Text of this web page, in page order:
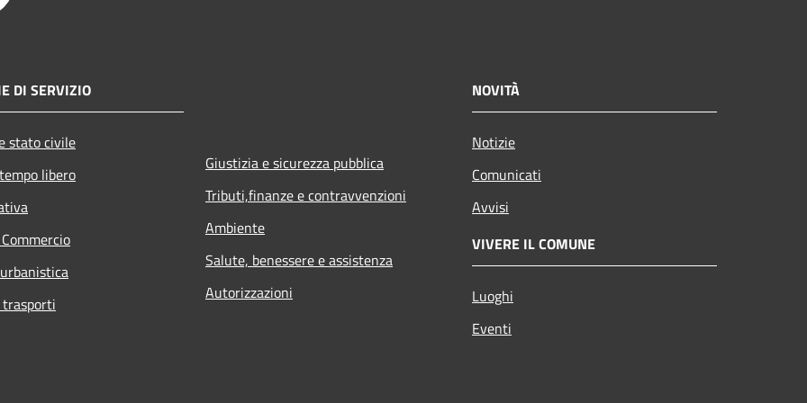
DI SERVIZIO
stato civile
libero
Giustizia e sicurezza pubblica
Tributi,finanze e contravvenzioni
Ambiente
Salute, benessere e assistenza
Autorizzazioni
NOVITÀ
Notizie
Comunicati
Avvisi
VIVERE IL COMUNE
Luoghi
Eventi